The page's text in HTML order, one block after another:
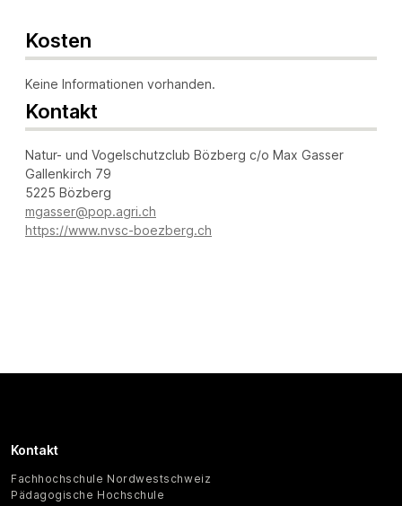
Kosten
Keine Informationen vorhanden.
Kontakt
Natur- und Vogelschutzclub Bözberg c/o Max Gasser
Gallenkirch 79
5225 Bözberg
mgasser@pop.agri.ch
https://www.nvsc-boezberg.ch
Kontakt
Fachhochschule Nordwestschweiz
Pädagogische Hochschule